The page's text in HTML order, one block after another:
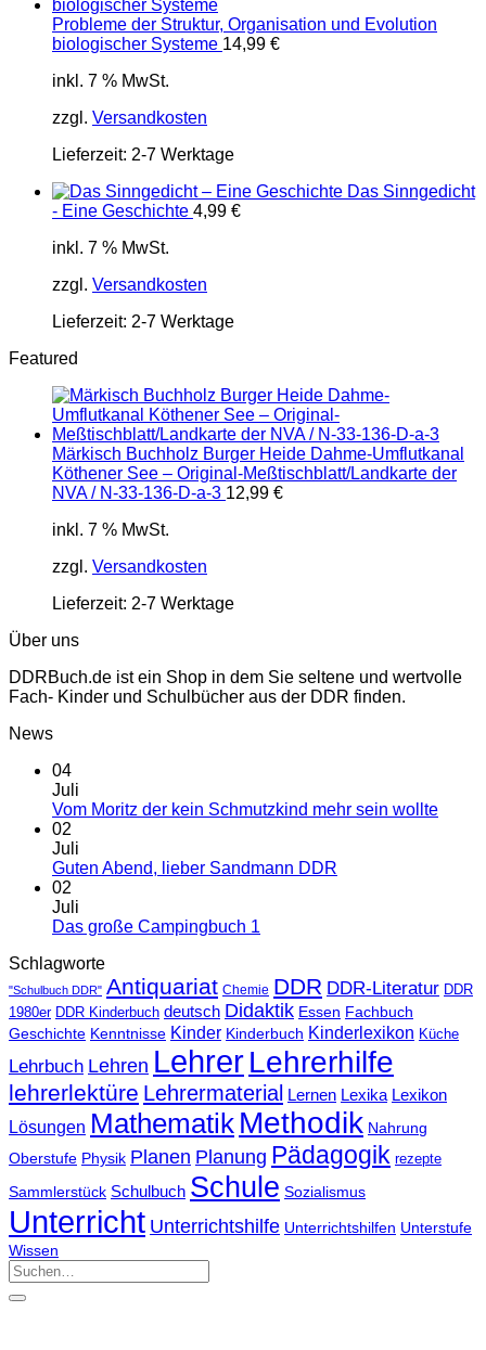
Probleme der Struktur, Organisation und Evolution
biologischer Systeme 14,99 €
inkl. 7 % MwSt.
zzgl. Versandkosten
Lieferzeit: 2-7 Werktage
Das Sinngedicht
- Eine Geschichte 4,99 €
inkl. 7 % MwSt.
zzgl. Versandkosten
Lieferzeit: 2-7 Werktage
Featured
Märkisch Buchholz Burger Heide Dahme-Umflutkanal
Köthener See – Original-Meßtischblatt/Landkarte der
NVA / N-33-136-D-a-3 12,99 €
inkl. 7 % MwSt.
zzgl. Versandkosten
Lieferzeit: 2-7 Werktage
Über uns
DDRBuch.de ist ein Shop in dem Sie seltene und wertvolle
Fach- Kinder und Schulbücher aus der DDR finden.
News
04
Juli
Vom Moritz der kein Schmutzkind mehr sein wollte
02
Juli
Guten Abend, lieber Sandmann DDR
02
Juli
Das große Campingbuch 1
Schlagworte
"Schulbuch DDR" Antiquariat Chemie DDR DDR-Literatur DDR
1980er DDR Kinderbuch deutsch Didaktik Essen Fachbuch
Geschichte Kenntnisse Kinder Kinderbuch Kinderlexikon Küche
Lehrbuch Lehren LehrerLehrerhilfe
lehrerlektüre Lehrermaterial Lernen Lexika Lexikon
Lösungen Mathematik Methodik Nahrung
Oberstufe Physik Planen Planung Pädagogik rezepte
Sammlerstück Schulbuch Schule Sozialismus
Unterricht Unterrichtshilfe Unterrichtshilfen Unterstufe
Wissen
Suchen
nach: